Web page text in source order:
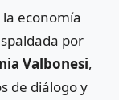
economía
por
Valbonesi,
de diálogo y